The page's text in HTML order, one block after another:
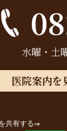
水曜・土
医院案内を
共有する